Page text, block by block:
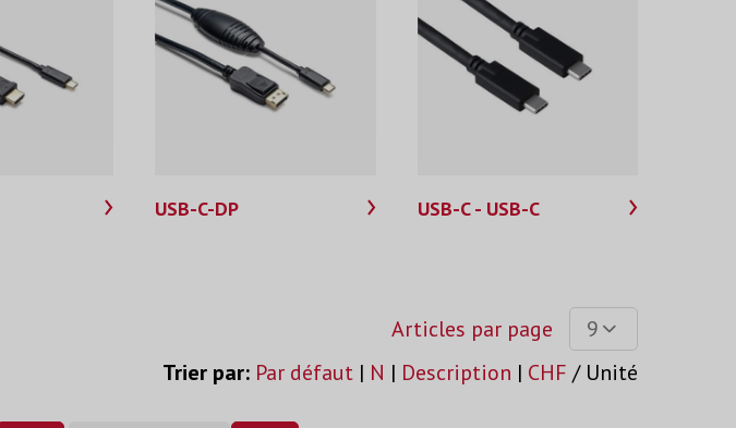
USB-C-DP USB-C - USB-C
Articles par page
9
Trier par: Par défaut | N | Description | CHF / Unité